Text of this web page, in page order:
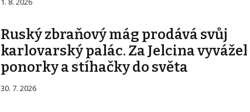
Ruský zbraňový mág prodává svůj
karlovarský palác. Za Jelcina vyvážel
ponorky a stíhačky do světa
30. 7. 2026